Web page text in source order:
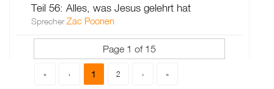
Teil 56: Alles, was Jesus gelehrt hat
SprecherZac Poonen
Page 1 of 15
« ‹ 1 2 › »